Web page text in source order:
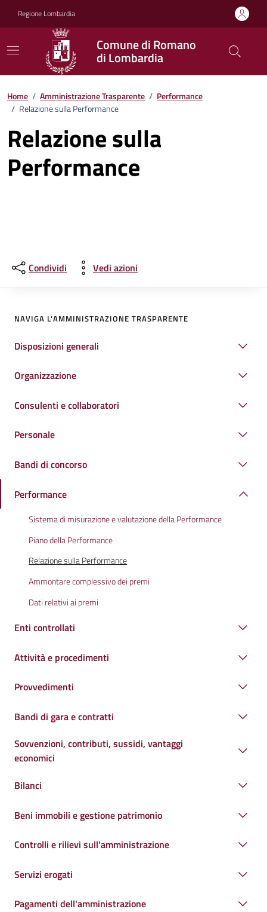
Regione Lombardia
Comune di Romano
di Lombardia
Home / Amministrazione Trasparente / Performance
/ Relazione sulla Performance
Relazione sulla
Performance
Condividi Vedi azioni
NAVIGA L'AMMINISTRAZIONE TRASPARENTE
Disposizioni generali
Organizzazione
Consulenti e collaboratori
Personale
Bandi di concorso
Performance
Sistema di misurazione e valutazione della Performance
Piano della Performance
Relazione sulla Performance
Ammontare complessivo dei premi
Dati relativi ai premi
Enti controllati
Attività e procedimenti
Provvedimenti
Bandi di gara e contratti
Sovvenzioni, contributi, sussidi, vantaggi
economici
Bilanci
Beni immobili e gestione patrimonio
Controlli e rilievi sull'amministrazione
Servizi erogati
Pagamenti dell'amministrazione